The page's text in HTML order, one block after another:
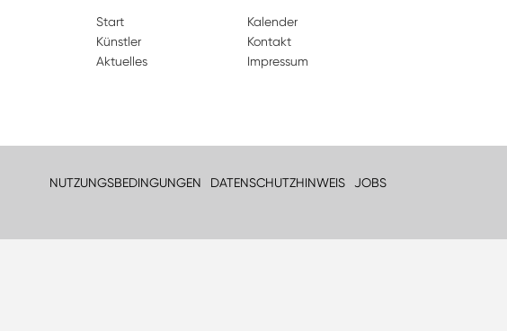
Start
Künstler
Aktuelles
Kalender
Kontakt
Impressum
NUTZUNGSBEDINGUNGEN DATENSCHUTZHINWEIS JOBS